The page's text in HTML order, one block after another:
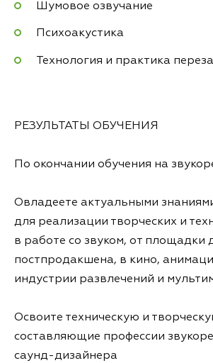
Шумовое озвучание
Психоакустика
Технология и практика
РЕЗУЛЬТАТЫ ОБУЧЕНИЯ
По окончании обучения на
Овладеете актуальными
для реализации творческих и
в работе со звуком, от площадки
постпродакшена, в кино,
индустрии развлечений и
Освоите техническую и
составляющие профессии
саунд-дизайнера